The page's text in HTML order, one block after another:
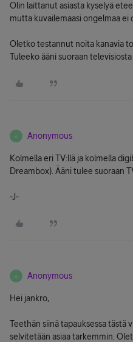
Olin laittanut asiasta kyselyä
mutta kuvailemaasi ongelmaa ei
Oletko testannut noita kanavia
Tuleeko ääni suoraan
A Anonymous
Kolmella eri TV:llä ja kolmella
Dreambox). Ääni tulee suoraan
-J-
A Anonymous
Hei jankro,
Teethän siinä tapauksessa tästä
selvitetään asiaa tarkemmin.